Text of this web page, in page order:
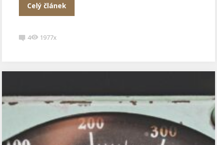
Celý článek
4 1977x